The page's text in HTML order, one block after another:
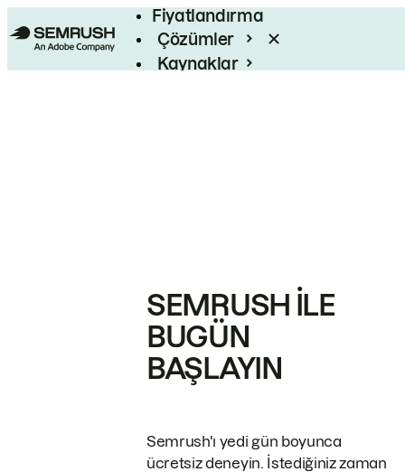
Fiyatlandırma
Çözümler
Kaynaklar
SEMRUSH ILE
BUGÜN
BAŞLAYIN
Semrush'ı yedi gün boyunca
ücretsiz deneyin. İstediğiniz zaman